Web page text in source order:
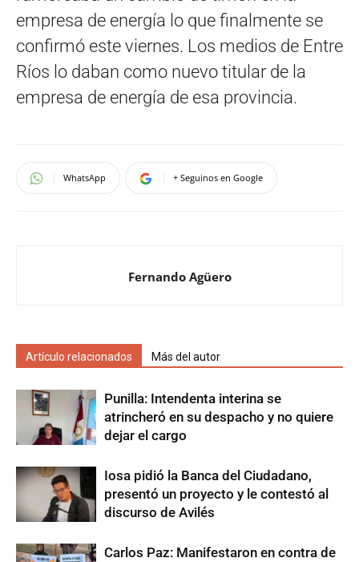
empresa de energía lo que finalmente se
confirmó este viernes. Los medios de Entre
Ríos lo daban como nuevo titular de la
empresa de energía de esa provincia.
WhatsApp + Seguinos en Google
Fernando Agüero
Artículo relacionados Más del autor
Punilla: Intendenta interina se
atrincheró en su despacho y no quiere
dejar el cargo
Iosa pidió la Banca del Ciudadano,
presentó un proyecto y le contestó al
discurso de Avilés
Carlos Paz: Manifestaron en contra de